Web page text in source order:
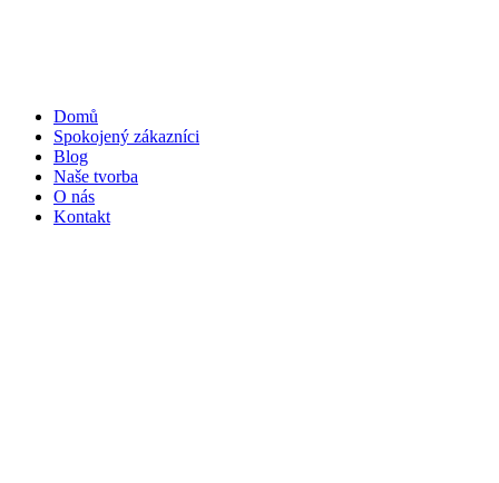
Domů
Spokojený zákazníci
Blog
Naše tvorba
O nás
Kontakt